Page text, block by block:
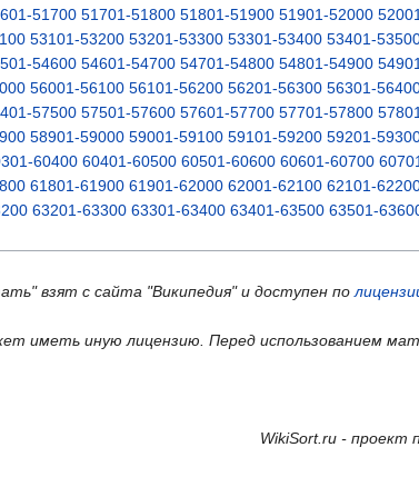
51700 51701-51800 51801-51900 51901-52000
53101-53200 53201-53300 53301-53400 53401-
54600 54601-54700 54701-54800 54801-54900
56001-56100 56101-56200 56201-56300 56301-
57500 57501-57600 57601-57700 57701-57800
58901-59000 59001-59100 59101-59200 59201-
60400 60401-60500 60501-60600 60601-60700
61801-61900 61901-62000 62001-62100 62101-
63201-63300 63301-63400 63401-63500 63501-
взят с сайта "Википедия" и доступен по
иметь иную лицензию. Перед использованием
WikiSort.ru - проект